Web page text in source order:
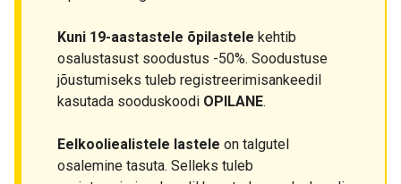
Kuni 19-aastastele õpilastele kehtib
osalustasust soodustus -50%. Soodustuse
jõustumiseks tuleb registreerimisankeedil
kasutada sooduskoodi OPILANE.
Eelkooliealistele lastele on talgutel
osalemine tasuta. Selleks tuleb